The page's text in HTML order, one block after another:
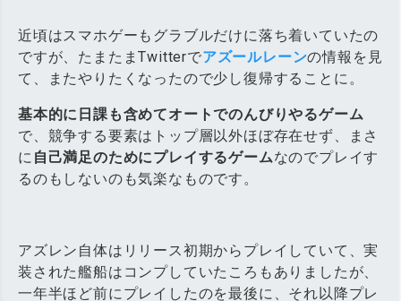
近頃はスマホゲーもグラブルだけに落ち着いていたの
ですが、たまたまTwitterでアズールレーンの情報を見
て、またやりたくなったので少し復帰することに。
基本的に日課も含めてオートでのんびりやるゲーム
で、競争する要素はトップ層以外ほぼ存在せず、まさ
に 自己満足のためにプレイするゲームなのでプレイす
るのもしないのも気楽なものです。
アズレン自体はリリース初期からプレイしていて、実
装された艦船はコンプしていたころもありましたが、
一年半ほど前にプレイしたのを最後に、それ以降プレ